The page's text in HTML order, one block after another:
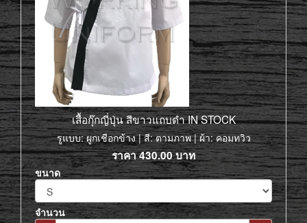
เสื้อกุ๊กญี่ปุ่น สีขาวแถบดำ IN STOCK
รูแบบ: ผูกเชือกข้าง | สี: ตามภาพ | ผ้า: คอมทวิว
ราคา430.00บาท
ขนาด
จำนวน